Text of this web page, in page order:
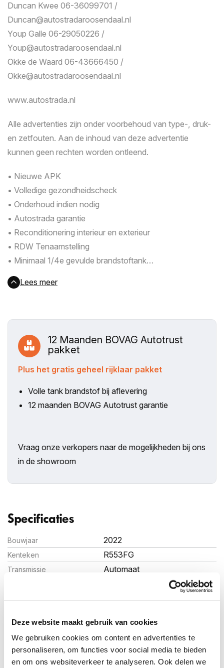
Deze website maakt gebruik van cookies
We gebruiken cookies om content en advertenties te
personaliseren, om functies voor social media te bieden
en om ons websiteverkeer te analyseren. Ook delen we
Duncan Kwee 06-36099701 /
Duncan@autostradaroosendaal.nl
Youp Galle 06-29050226 /
Youp@autostradaroosendaal.nl
Okke de Waard 06-43666450 /
Okke@autostradaroosendaal.nl
www.autostrada.nl
Alle advertenties zijn onder voorbehoud van type-, druk-
en zetfouten. Aan de inhoud van deze advertentie
kunnen geen rechten worden ontleend.
• Nieuwe APK
• Volledige gezondheidscheck
• Onderhoud indien nodig
• Autostrada garantie
• Reconditionering interieur en exterieur
• RDW Tenaamstelling
• Minimaal 1/4e gevulde brandstoftank
• Aantrekkelijke financieringsvoorwaarden
Lees meer
12 Maanden BOVAG Autotrust
pakket
Plus het gratis geheel rijklaar pakket
Volle tank brandstof bij aflevering
12 maanden BOVAG Autotrust garantie
Vraag onze verkopers naar de mogelijkheden bij ons
in de showroom
Specificaties
Bouwjaar 2022
Kenteken R553FG
Transmissie Automaat
Carosserie Hatchback
Gewicht 1.712kg